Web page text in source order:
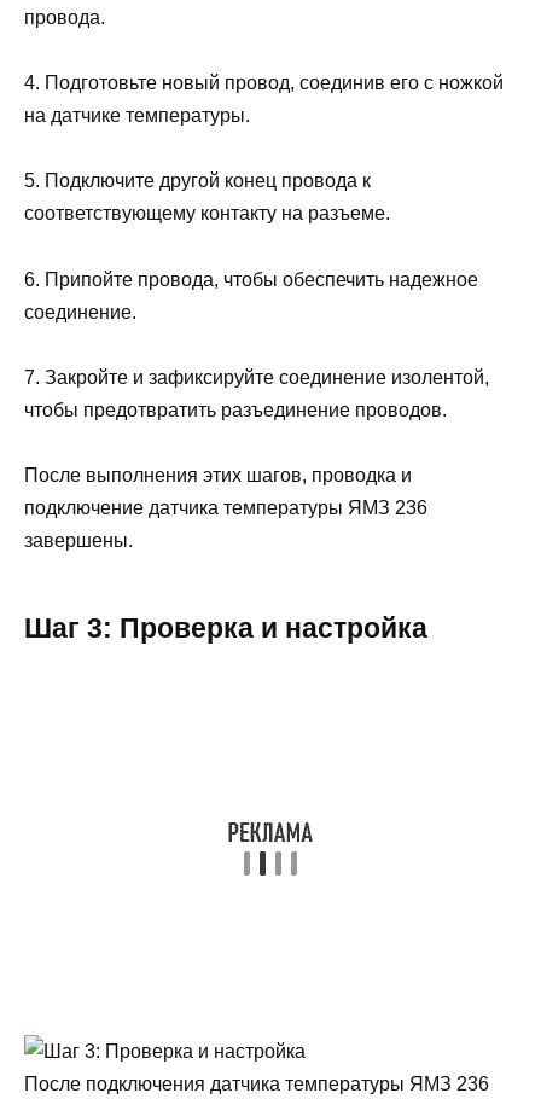
провода.
4. Подготовьте новый провод, соединив его с ножкой
на датчике температуры.
5. Подключите другой конец провода к
соответствующему контакту на разъеме.
6. Припойте провода, чтобы обеспечить надежное
соединение.
7. Закройте и зафиксируйте соединение изолентой,
чтобы предотвратить разъединение проводов.
После выполнения этих шагов, проводка и
подключение датчика температуры ЯМЗ 236
завершены.
Шаг 3: Проверка и настройка
После подключения датчика температуры ЯМЗ 236